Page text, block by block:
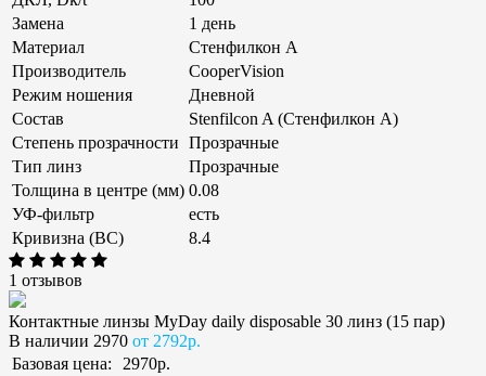
Замена
1 день
Материал
Стенфилкон А
Производитель
CooperVision
Режим ношения
Дневной
Состав
Stenfilcon A (Стенфилкон А)
Степень прозрачности Прозрачные
Тип линз
Прозрачные
Толщина в центре (мм) 0.08
УФ-фильтр
есть
Кривизна (ВС)
8.4
1 отзывов
Контактные линзы MyDay daily disposable 30 линз (15 пар)
В наличии 2970 от 2792р.
Базовая цена:
2970р.